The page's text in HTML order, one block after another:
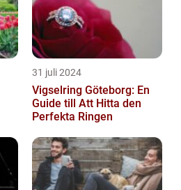
31 juli 2024
Vigselring Göteborg: En
Guide till Att Hitta den
Perfekta Ringen